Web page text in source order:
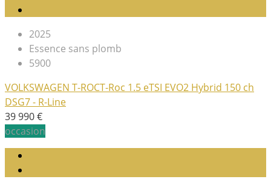
2025
Essence sans plomb
5900
VOLKSWAGEN T-ROCT-Roc 1.5 eTSI EVO2 Hybrid 150 ch
DSG7 - R-Line
39 990 €
occasion